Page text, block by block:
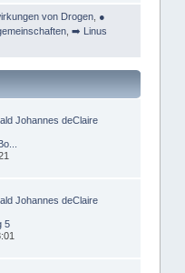
von Drogen, ●
, ➡️ Linus
Johannes deClaire
Johannes deClaire
5